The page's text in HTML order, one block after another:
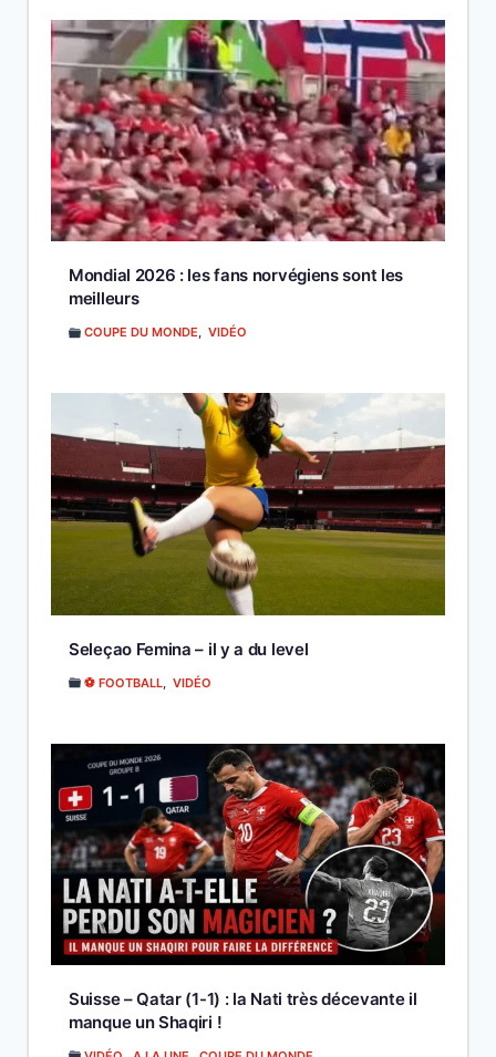
Mondial 2026 : les fans norvégiens sont les
meilleurs
COUPE DU MONDE, VIDÉO
Seleçao Femina – il y a du level
⚽ FOOTBALL VIDÉO
Suisse – Qatar (1-1) : la Nati très décevante il
manque un Shaqiri !